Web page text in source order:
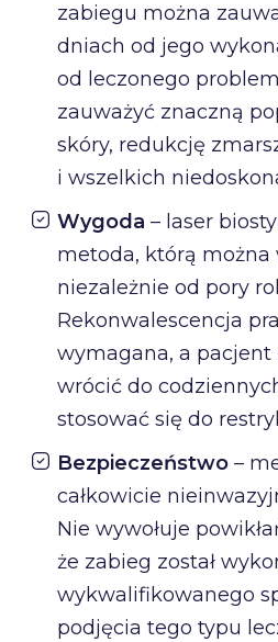
zabiegu można
dniach od jego
od leczonego
zauważyć znaczną
skóry, redukcję
i wszelkich
Wygoda – laser
metoda, którą można
niezależnie od pory
Rekonwalescencja
wymagana, a pacjent
wrócić do
stosować się do
Bezpieczeństwo –
całkowicie
Nie wywołuje
że zabieg został
wykwalifikowanego
podjęcia tego typu